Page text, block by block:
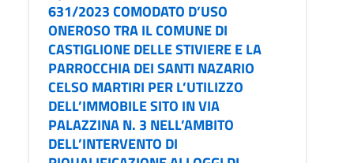
631/2023 COMODATO D’USO
ONEROSO TRA IL COMUNE DI
CASTIGLIONE DELLE STIVIERE E LA
PARROCCHIA DEI SANTI NAZARIO
CELSO MARTIRI PER L’UTILIZZO
DELL’IMMOBILE SITO IN VIA
PALAZZINA N. 3 NELL’AMBITO
DELL’INTERVENTO DI